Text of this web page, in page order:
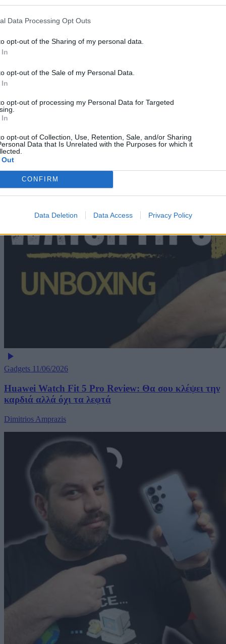
Data Processing Opt Outs
opt-out of the Sharing of my personal data.
opt-out of the Sale of my Personal Data.
opt-out of processing my Personal Data for Targeted
opt-out of Collection, Use, Retention, Sale, and/or Sharing
Data that Is Unrelated with the Purposes for which it
CONFIRM
Data Deletion Data Access Privacy Policy
Reviews
Unboxing.
Honest, direct, and hands-on. We benchmark, test, and daily-drive
Subscribe to Channel
Swipe Reviews
Gadgets 11/06/2026
Huawei Watch Fit 5 Pro Review: Θα σου κλέψει την
καρδιά αλλά όχι τα λεφτά
Dimitrios Amprazis